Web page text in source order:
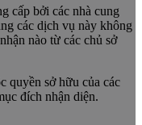
cấp bởi các nhà cung
các dịch vụ này không
nào từ các chủ sở
quyền sở hữu của các
đích nhận diện.